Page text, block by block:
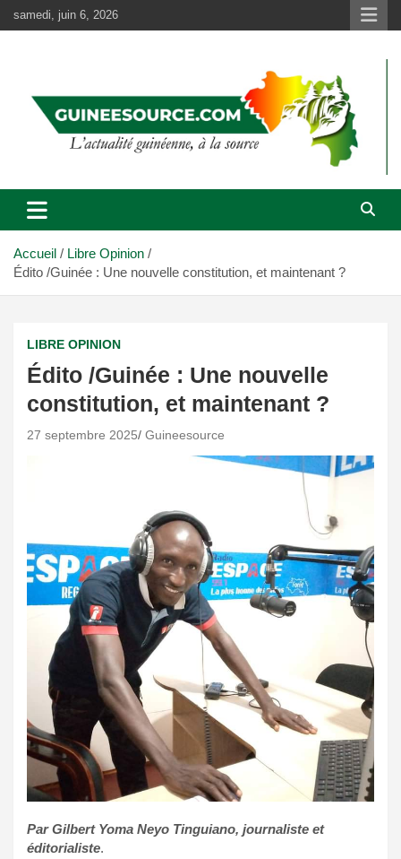
au
samedi, juin 6, 2026
Accueil
Libre Opinion
Édito /Guinée : Une nouvelle constitution, et maintenant ?
LIBRE OPINION
Édito /Guinée : Une nouvelle
constitution, et maintenant ?
27 septembre 2025 Guineesource
Par Gilbert Yoma Neyo Tinguiano, journaliste et
éditorialiste.